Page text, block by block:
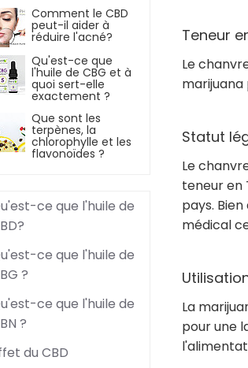
Comment le CBD
peut-il aider à
réduire l'acné?
Qu'est-ce que
l'huile de CBG et à
quoi sert-elle
exactement ?
Que sont les
terpènes, la
chlorophylle et les
flavonoïdes ?
ce que l'huile de
ce que l'huile de
?
ce que l'huile de
?
du CBD
Teneur
Le
marijuana
Statut
Le
teneur en
pays.
médical
La
pour une